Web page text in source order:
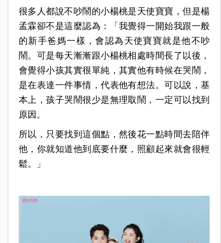
很多人都說不吵鬧的小楊桃是天使寶寶，但是楊
孟霖卻不是這麼認為：「我覺得一開始我跟一般
的新手爸媽一樣，會認為天使寶寶就是他不吵
鬧。可是每天漸漸跟小楊桃相處時間長了以後，
會覺得小孩其實很單純，其實他有時候在哭鬧，
是在表達一件事情，代表他有想法。可以說，基
本上，孩子哭鬧很少是無理取鬧，一定可以找到
原因。
所以，只要找到這個點，然後花一點時間去陪伴
他，你就知道他到底要什麼，照顧起來就會很輕
鬆。」